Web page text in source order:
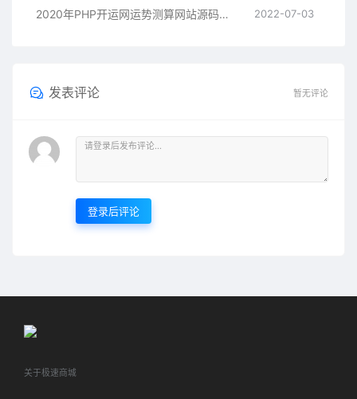
2020年PHP开运网运势测算网站源码鼠年风水起名/八字算命/算财运姻缘/易经周易/占卜 2022-07-03
发表评论 暂无评论
登录后评论
关于极速商城